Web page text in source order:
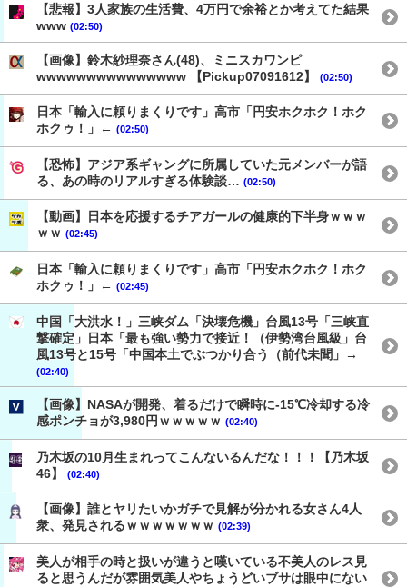
【悲報】3人家族の生活費、4万円で余裕とか考えてた結果
www (02:50)
【画像】鈴木紗理奈さん(48)、ミニスカワンピ
wwwwwwwwwwwwwww 【Pickup07091612】
(02:50)
日本「輸入に頼りまくりです」高市「円安ホクホク！ホク
ホクゥ！」← (02:50)
【恐怖】アジア系ギャングに所属していた元メンバーが語
る、あの時のリアルすぎる体験談… (02:50)
【動画】日本を応援するチアガールの健康的下半身ｗｗｗ
ｗｗ (02:45)
日本「輸入に頼りまくりです」高市「円安ホクホク！ホク
ホクゥ！」← (02:45)
中国「大洪水！」三峡ダム「決壊危機」台風13号「三峡直
撃確定」日本「最も強い勢力で接近！（伊勢湾台風級」台
風13号と15号「中国本土でぶつかり合う（前代未聞」→
(02:40)
【画像】NASAが開発、着るだけで瞬時に-15℃冷却する冷
感ポンチョが3,980円ｗｗｗｗｗ (02:40)
乃木坂の10月生まれってこんないるんだな！！！【乃木坂
46】
(02:40)
【画像】誰とヤリたいかガチで見解が分かれる女さん4人
衆、発見されるｗｗｗｗｗｗｗ (02:39)
美人が相手の時と扱いが違うと嘆いている不美人のレス見
ると思うんだが雰囲気美人やちょうどいブサは眼中にない